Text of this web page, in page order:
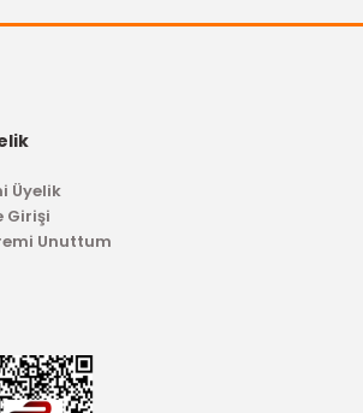
Üyelik
Girişi
Unuttum